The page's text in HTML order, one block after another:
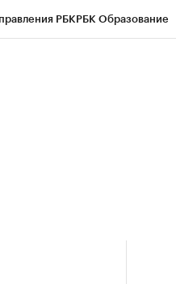
РБКРБК Образование